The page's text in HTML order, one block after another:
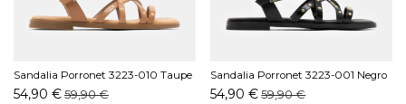
Sandalia Porronet 3223-010 Taupe
54,90 €59,90 €
Sandalia Porronet 3223-001 Negro
54,90 € 59,90 €